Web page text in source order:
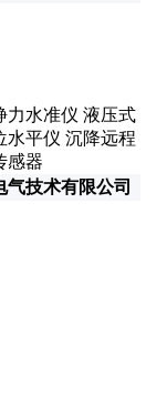
气技术有限公司